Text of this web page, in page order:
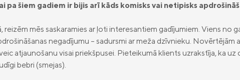
pa šiem gadiem ir bijis arī kāds komisks vai netipisks
reizēm mēs saskaramies ar ļoti interesantiem gadījumiem. Viens no
negadījumu – sadursmi ar meža dzīvnieku.
atjaunošanu visai priekšpusei. Pieteikumā klients uzrakstīja, ka uz
bebri (smejas).